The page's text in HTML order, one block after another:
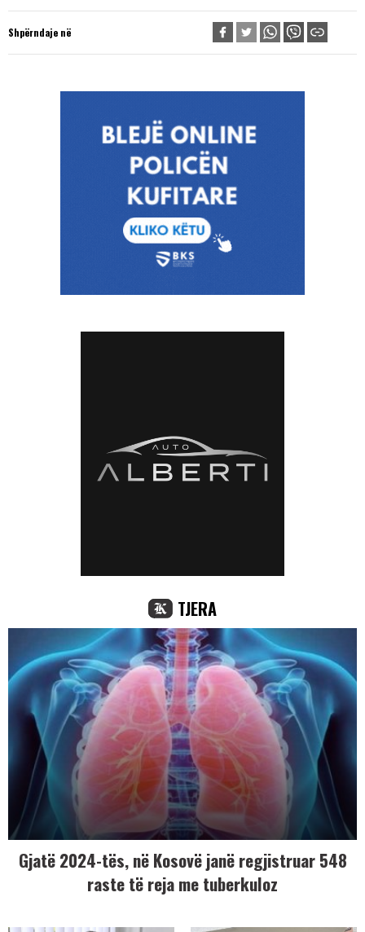
Shpërndaje në
TJERA
Gjatë 2024-tës, në Kosovë janë regjistruar 548
raste të reja me tuberkuloz